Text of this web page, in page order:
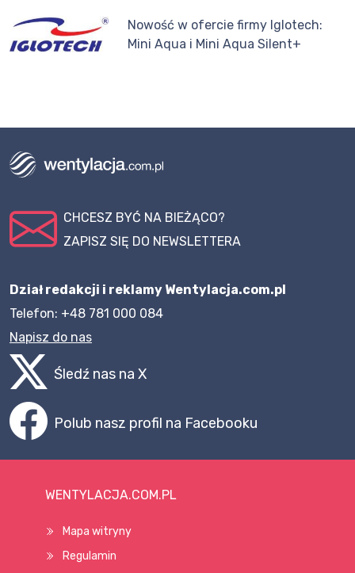
Nowość w ofercie firmy Iglotech:
Mini Aqua i Mini Aqua Silent+
CHCESZ BYĆ NA BIEŻĄCO?
ZAPISZ SIĘ DO NEWSLETTERA
Dział redakcji i reklamy Wentylacja.com.pl
Telefon: +48 781 000 084
Napisz do nas
Śledź nas na X
Polub nasz profil na Facebooku
WENTYLACJA.COM.PL
Mapa witryny
Regulamin